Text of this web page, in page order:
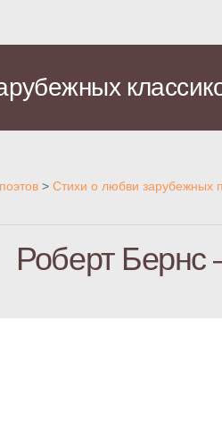
> Стихи о любви зарубежных
Роберт Бернс